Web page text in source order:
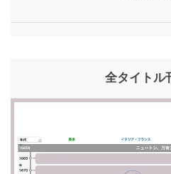
全タイトル